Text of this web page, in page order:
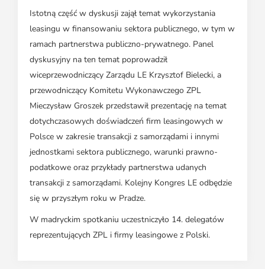
Istotną część w dyskusji zajął temat wykorzystania
leasingu w finansowaniu sektora publicznego, w tym w
ramach partnerstwa publiczno-prywatnego. Panel
dyskusyjny na ten temat poprowadził
wiceprzewodniczący Zarządu LE Krzysztof Bielecki, a
przewodniczący Komitetu Wykonawczego ZPL
Mieczysław Groszek przedstawił prezentację na temat
dotychczasowych doświadczeń firm leasingowych w
Polsce w zakresie transakcji z samorządami i innymi
jednostkami sektora publicznego, warunki prawno-
podatkowe oraz przykłady partnerstwa udanych
transakcji z samorządami. Kolejny Kongres LE odbędzie
się w przyszłym roku w Pradze.
W madryckim spotkaniu uczestniczyło 14. delegatów
reprezentujących ZPL i firmy leasingowe z Polski.